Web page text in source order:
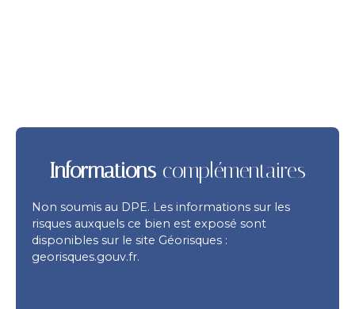
Informations complémentaires
Non soumis au DPE. Les informations sur les
risques auxquels ce bien est exposé sont
disponibles sur le site Géorisques :
georisques.gouv.fr.